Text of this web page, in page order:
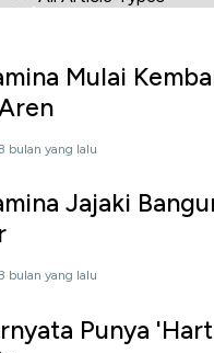
Mulai
bulan yang lalu
Jajaki
bulan yang lalu
Punya